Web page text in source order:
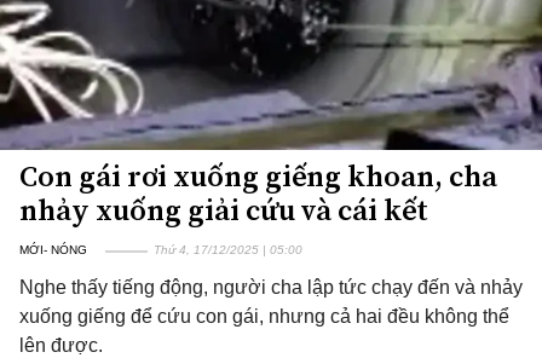
Con gái rơi xuống giếng khoan, cha
nhảy xuống giải cứu và cái kết
MỚI- NÓNG Thứ 4, 17/12/2025 | 05:00
Nghe thấy tiếng động, người cha lập tức chạy đến và nhảy
xuống giếng để cứu con gái, nhưng cả hai đều không thể
lên được.